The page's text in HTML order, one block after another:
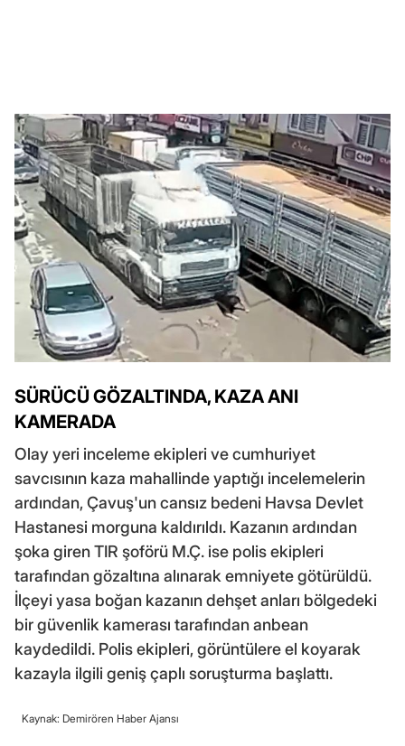
SÜRÜCÜ GÖZALTINDA, KAZA ANI
KAMERADA
Olay yeri inceleme ekipleri ve cumhuriyet
savcısının kaza mahallinde yaptığı incelemelerin
ardından, Çavuş'un cansız bedeni Havsa Devlet
Hastanesi morguna kaldırıldı. Kazanın ardından
şoka giren TIR şoförü M.Ç. ise polis ekipleri
tarafından gözaltına alınarak emniyete götürüldü.
İlçeyi yasa boğan kazanın dehşet anları bölgedeki
bir güvenlik kamerası tarafından anbean
kaydedildi. Polis ekipleri, görüntülere el koyarak
kazayla ilgili geniş çaplı soruşturma başlattı.
Kaynak: Demirören Haber Ajansı